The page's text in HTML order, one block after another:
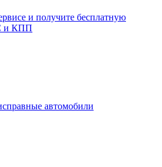
и получите бесплатную
и КПП
автомобили